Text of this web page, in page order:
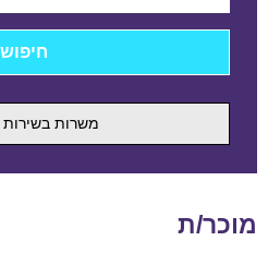
משרות בשירות
מוכר/ת